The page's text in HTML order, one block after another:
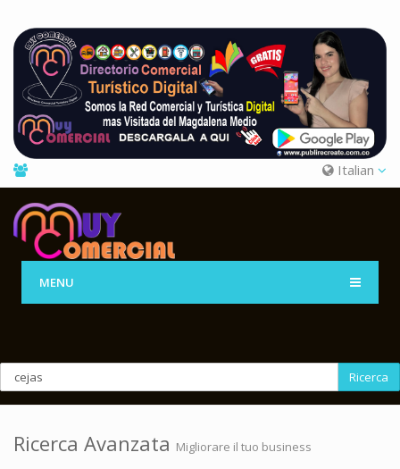
Italian
MENU
Ricerca
Ricerca Avanzata Migliorare il tuo business